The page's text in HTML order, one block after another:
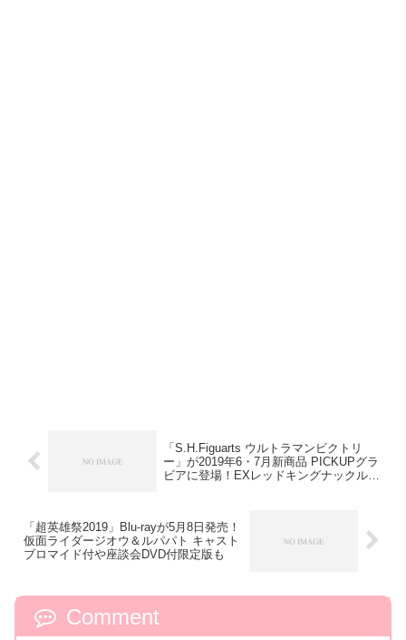
「S.H.Figuarts ウルトラマンビクトリ
ー」が2019年6・7月新商品 PICKUPグラ
ビアに登場！EXレッドキングナックルが
「超英雄祭2019」Blu-rayが5月8日発売！
仮面ライダージオウ＆ルパパト キャスト
ブロマイド付や座談会DVD付限定版も
Comment